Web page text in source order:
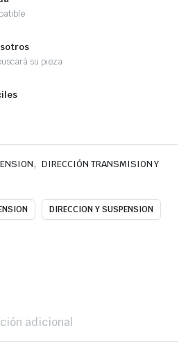
su pieza
, DIRECCIÓN TRANSMISION Y
DIRECCION Y SUSPENSION
adicional